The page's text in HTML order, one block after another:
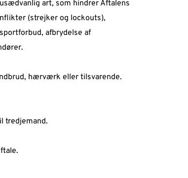
art, som hindrer Aftalens
(strejker og lockouts),
afbrydelse af
hærværk eller tilsvarende.
tredjemand.